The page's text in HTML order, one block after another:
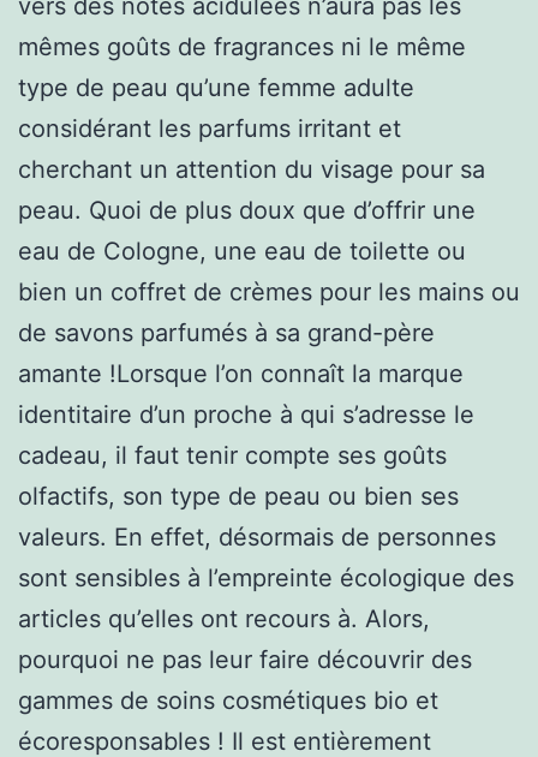
mêmes goûts de fragrances ni le même
type de peau qu’une femme adulte
considérant les parfums irritant et
cherchant un attention du visage pour sa
peau. Quoi de plus doux que d’offrir une
eau de Cologne, une eau de toilette ou
bien un coffret de crèmes pour les mains ou
de savons parfumés à sa grand-père
amante !Lorsque l’on connaît la marque
identitaire d’un proche à qui s’adresse le
cadeau, il faut tenir compte ses goûts
olfactifs, son type de peau ou bien ses
valeurs. En effet, désormais de personnes
sont sensibles à l’empreinte écologique des
articles qu’elles ont recours à. Alors,
pourquoi ne pas leur faire découvrir des
gammes de soins cosmétiques bio et
écoresponsables ! Il est entièrement